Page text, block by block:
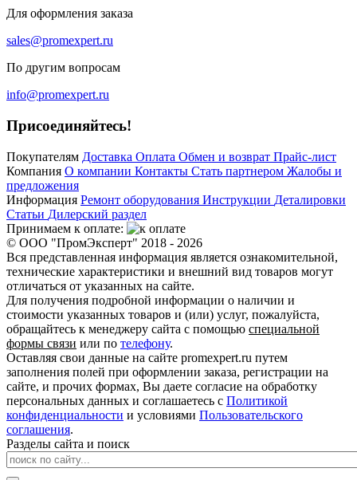
Для оформления заказа
sales@promexpert.ru
По другим вопросам
info@promexpert.ru
Присоединяйтесь!
Покупателям Доставка Оплата Обмен и возврат Прайс-лист
Компания О компании Контакты Стать партнером Жалобы и
предложения
Информация Ремонт оборудования Инструкции Деталировки
Статьи Дилерский раздел
Принимаем к оплате:
© ООО "ПромЭксперт" 2018 - 2026
Вся представленная информация является ознакомительной,
технические характеристики и внешний вид товаров могут
отличаться от указанных на сайте.
Для получения подробной информации о наличии и
стоимости указанных товаров и (или) услуг, пожалуйста,
обращайтесь к менеджеру сайта с помощью специальной
формы связи или по телефону.
Оставляя свои данные на сайте promexpert.ru путем
заполнения полей при оформлении заказа, регистрации на
сайте, и прочих формах, Вы даете согласие на обработку
персональных данных и соглашаетесь с Политикой
конфиденциальности и условиями Пользовательского
соглашения.
Разделы сайта и поиск